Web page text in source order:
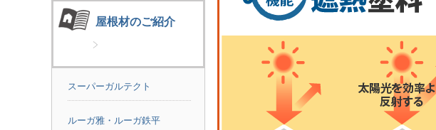
屋根材のご紹介
スーパーガルテクト
ルーガ雅・ルーガ鉄平